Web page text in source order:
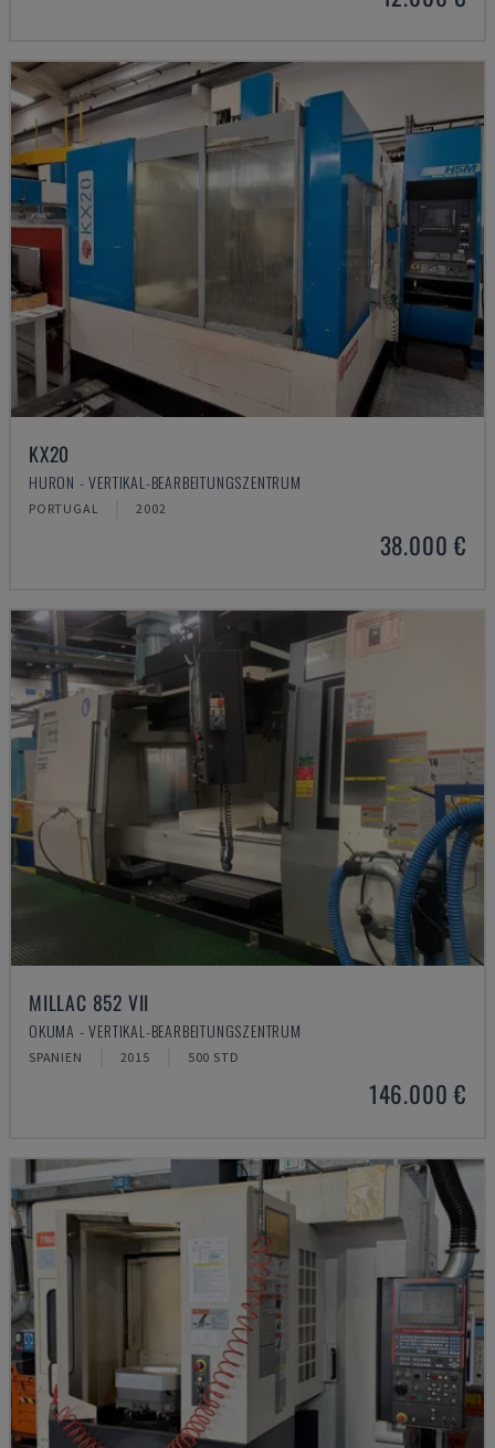
KX20
HURON - VERTIKAL-BEARBEITUNGSZENTRUM
PORTUGAL 2002
38.000 €
MILLAC 852 VII
OKUMA - VERTIKAL-BEARBEITUNGSZENTRUM
SPANIEN 2015 500 STD
146.000 €